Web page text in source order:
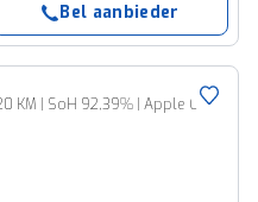
Bel aanbieder
4 Standard 51 kWh | 1e-EIG. | WLTP 320 KM | SoH 92,39% | Apple Carplay/Android Auto | ACC | DAB | 16"LMV | LED dagrijverlichting |